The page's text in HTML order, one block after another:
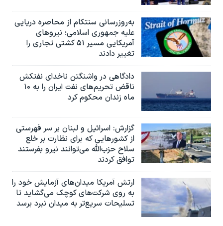
به‌روزرسانی سنتکام از محاصره دریایی
علیه جمهوری اسلامی؛ نیروهای
آمریکایی مسیر ۵۱ کشتی تجاری را
تغییر دادند
دادگاهی در واشنگتن ناخدای نفتکش
ناقض تحریم‌های نفت ایران را به ۱۰
ماه زندان محکوم کرد
گزارش‌: اسرائيل و لبنان بر سر فهرستی
از کشورهایی که برای نظارت بر خلع
سلاح حزب‌الله می‌توانند نیرو بفرستند
توافق کردند
ارتش آمریکا میدان‌های آزمایش خود را
به روی شرکت‌های کوچک می‌گشاید تا
تسلیحات سریع‌تر به میدان نبرد برسد